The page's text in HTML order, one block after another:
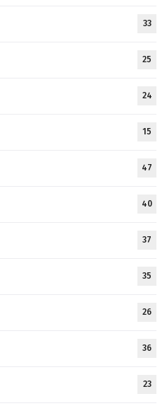
33
25
24
15
47
40
37
35
26
36
23